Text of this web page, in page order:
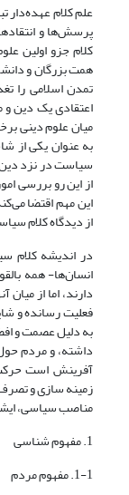
علم کلام عهده‌دار
پرسش‌ها و
کلام جزو اولین
همت بزرگان و
تمدن اسلامی را
اعتقادی یک دین
میان علوم دینی
به عنوان یکی از
سیاست در نزد
از این رو بررسی
این مهم اقتضا
از دیدگاه کلام
در اندیشه کلام
انسان‌ها- همه
دارند، اما از
فعلیت رسانده و
به دلیل عصمت و
داشته، و مردم
آفرینش است
زمینه سازی و
مناصب سیاسی،
1. مفهوم شناسی
1-1. مفهوم مردم